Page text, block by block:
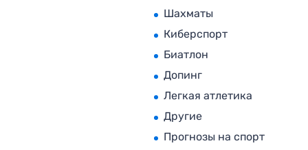
Шахматы
Киберспорт
Биатлон
Допинг
Легкая атлетика
Другие
Прогнозы на спорт